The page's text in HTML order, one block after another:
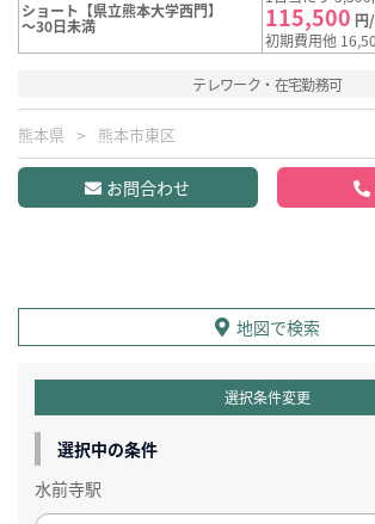
ショート【県立熊本大学西門】
～30日未満 115,500 円
初期費用他
テレワーク・在宅勤務可
熊本県 熊本市東区
お問合わせ
地図で検索
選択条件変更
選択中の条件
水前寺駅